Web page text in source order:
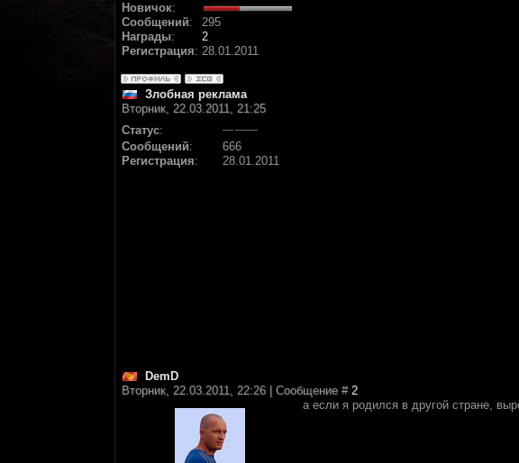
Новичок:
Сообщений:
295
Награды:
2
Регистрация: 28.01.2011
Злобная реклама
Вторник, 22.03.2011, 21:25
Статус:
Сообщений:
666
Регистрация: 28.01.2011
DemD
Вторник, 22.03.2011, 22:26 | Сообщение # 2
а если я родился в другой стране,